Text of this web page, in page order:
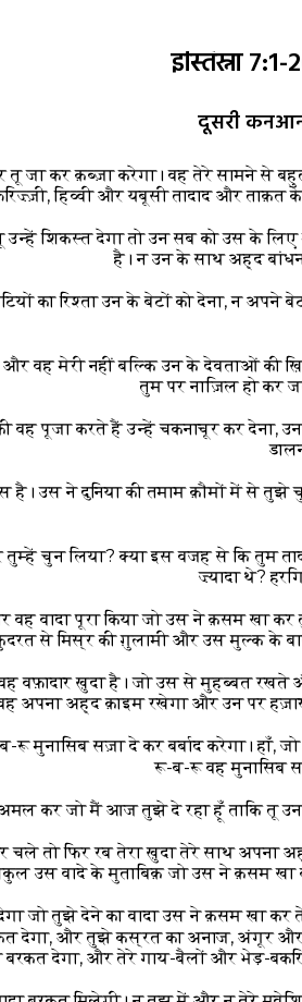
इस्तिस्ना
दूसरी
जा कर क़ब्ज़ा करेगा। वह तेरे सामने से
फ़रिज़्ज़ी, हिव्वी और यबूसी तादाद और
उन्हें शिकस्त देगा तो उन सब को उस के
है। न उन के साथ अह्द
का रिश्ता उन के बेटों को देना, न अपने
और वह मेरी नहीं बल्कि उन के देवताओं की
तुम पर नाज़िल हो कर
वह पूजा करते हैं उन्हें चकनाचूर कर देना,
उस ने दुनिया की तमाम क़ौमों में से
चुन लिया? क्या इस वजह से कि तुम
ज़्यादा थे?
वादा पूरा किया जो उस ने क़सम खा कर
से मिस्र की ग़ुलामी और उस मुल्क के
वह वफ़ादार ख़ुदा है। जो उस से मुहब्बत
अपना अह्द क़ाइम रखेगा और उन पर हज़ार
मुनासिब सज़ा दे कर बर्बाद करेगा। हाँ,
रू-ब-रू वह मुनासिब
कर जो मैं आज तुझे दे रहा हूँ ताकि तू उन
तो फिर रब तेरा ख़ुदा तेरे साथ अपना
उस वादे के मुताबिक़ जो उस ने क़सम खा
जो तुझे देने का वादा उस ने क़सम खा कर
देगा, और तुझे कस्रत का अनाज, अंगूर और
बरकत देगा, और तेरे गाय-बैलों और भेड़-